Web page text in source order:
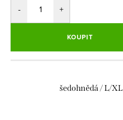
KOUPIT
šedohnědá / L/XL